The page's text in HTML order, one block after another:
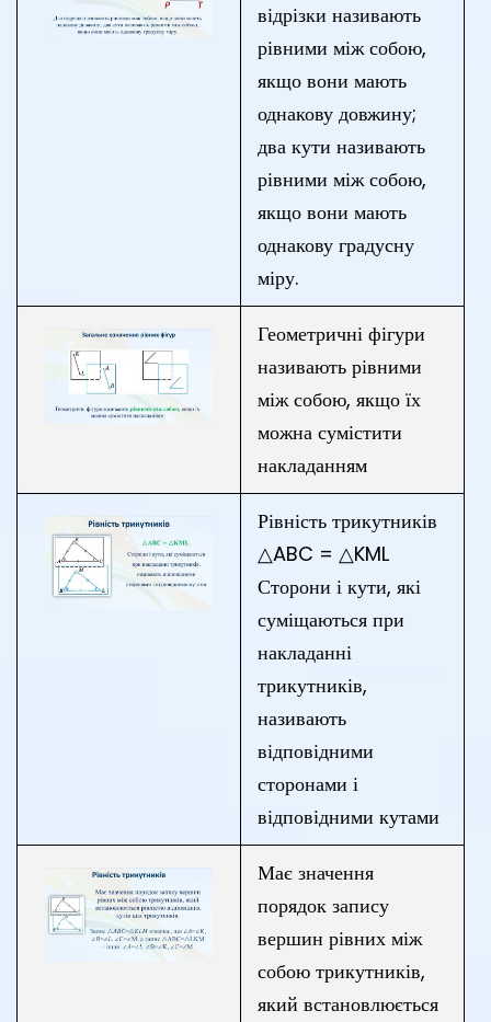
відрізки називають
рівними між собою,
якщо вони мають
однакову довжину;
два кути називають
рівними між собою,
якщо вони мають
однакову градусну
міру.
Геометричні фігури
називають рівними
між собою, якщо їх
можна сумістити
накладанням
Рівність трикутників
△ABC = △KML
Сторони і кути, які
суміщаються при
накладанні
трикутників,
називають
відповідними
сторонами і
відповідними кутами
Має значення
порядок запису
вершин рівних між
собою трикутників,
який встановлюється